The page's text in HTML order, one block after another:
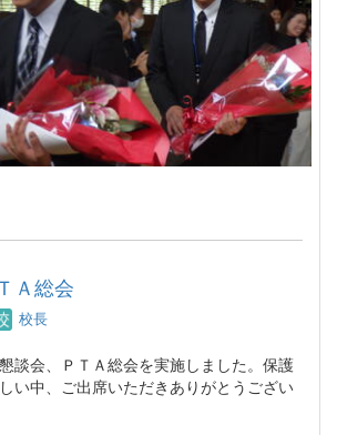
Ａ総会
校長
談会、ＰＴＡ総会を実施しました。保護
い中、ご出席いただきありがとうござい